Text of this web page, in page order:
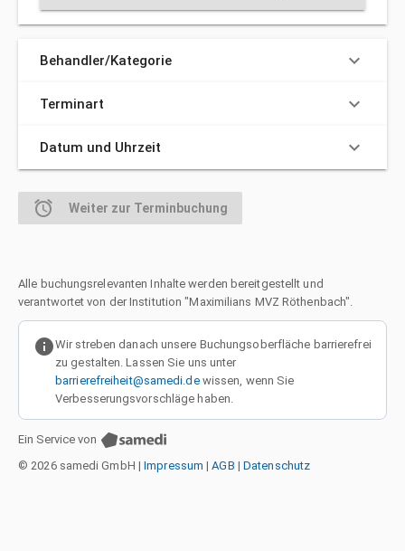
Behandler/Kategorie keyboard_arrow_down
Terminart keyboard_arrow_down
Datum und Uhrzeit keyboard_arrow_down
alarm Weiter zur Terminbuchung
Alle buchungsrelevanten Inhalte werden bereitgestellt und
verantwortet von der Institution "Maximilians MVZ Röthenbach".
infoWir streben danach unsere Buchungsoberfläche barrierefrei
zu gestalten. Lassen Sie uns unter
barrierefreiheit@samedi.dewissen, wenn Sie
Verbesserungsvorschläge haben.
Ein Service von
© 2026 samedi GmbH | Impressum | AGB | Datenschutz